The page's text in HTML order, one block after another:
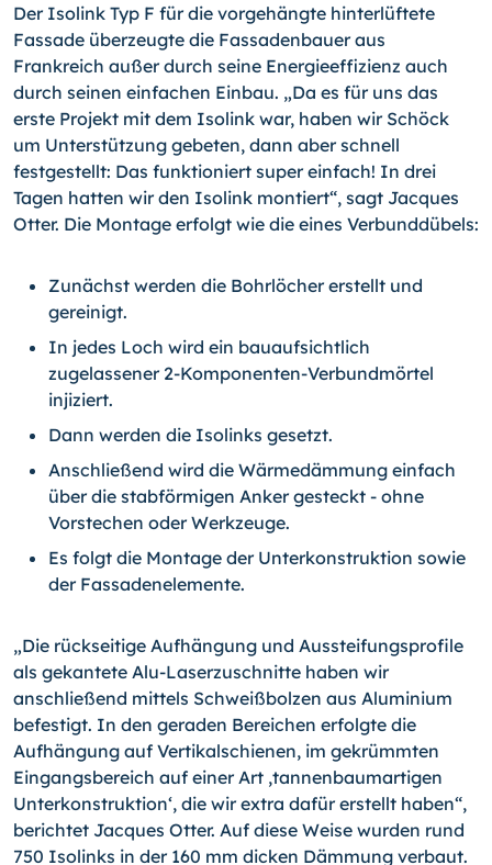
Der Isolink Typ F für die vorgehängte hinterlüftete
Fassade überzeugte die Fassadenbauer aus
Frankreich außer durch seine Energieeffizienz auch
durch seinen einfachen Einbau. „Da es für uns das
erste Projekt mit dem Isolink war, haben wir Schöck
um Unterstützung gebeten, dann aber schnell
festgestellt: Das funktioniert super einfach! In drei
Tagen hatten wir den Isolink montiert“, sagt Jacques
Otter. Die Montage erfolgt wie die eines Verbunddübels:
Zunächst werden die Bohrlöcher erstellt und
gereinigt.
In jedes Loch wird ein bauaufsichtlich
zugelassener 2-Komponenten-Ver­bund­mörtel
injiziert.
Dann werden die Isolinks gesetzt.
Anschließend wird die Wärmedämmung einfach
über die stabförmigen Anker gesteckt - ohne
Vorstechen oder Werkzeuge.
Es folgt die Montage der Unterkonstruktion sowie
der Fassadenelemente.
„Die rückseitige Aufhängung und Aussteifungsprofile
als gekantete Alu-Laserzuschnitte haben wir
anschließend mittels Schweißbolzen aus Aluminium
befestigt. In den geraden Bereichen erfolgte die
Aufhängung auf Vertikalschienen, im gekrümmten
Eingangsbereich auf einer Art ,tannenbaumartigen
Unterkonstruktion‘, die wir extra dafür erstellt haben“,
berichtet Jacques Otter. Auf diese Weise wurden rund
750 Isolinks in der 160 mm dicken Dämmung verbaut.